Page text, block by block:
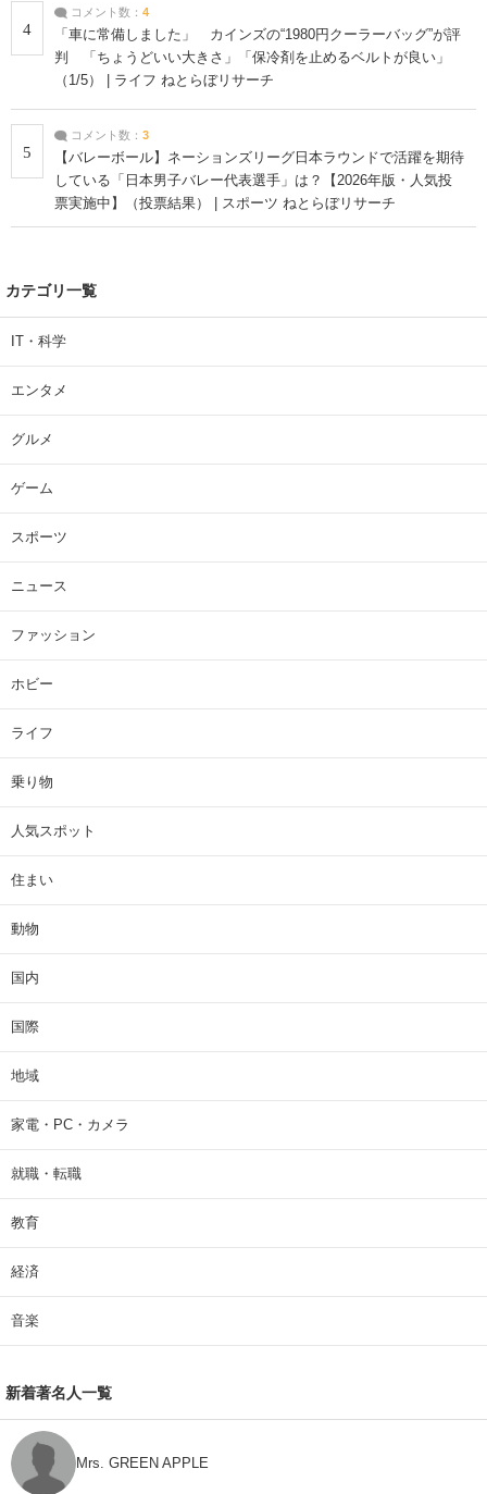
4
コメント数： 4
「車に常備しました」 カインズの“1980円クーラーバッグ”が評
判 「ちょうどいい大きさ」「保冷剤を止めるベルトが良い」
（1/5） | ライフ ねとらぼリサーチ
5
コメント数： 3
【バレーボール】ネーションズリーグ日本ラウンドで活躍を期待
している「日本男子バレー代表選手」は？【2026年版・人気投
票実施中】（投票結果） | スポーツ ねとらぼリサーチ
カテゴリ一覧
IT・科学
エンタメ
グルメ
ゲーム
スポーツ
ニュース
ファッション
ホビー
ライフ
乗り物
人気スポット
住まい
動物
国内
国際
地域
家電・PC・カメラ
就職・転職
教育
経済
音楽
新着著名人一覧
Mrs. GREEN APPLE